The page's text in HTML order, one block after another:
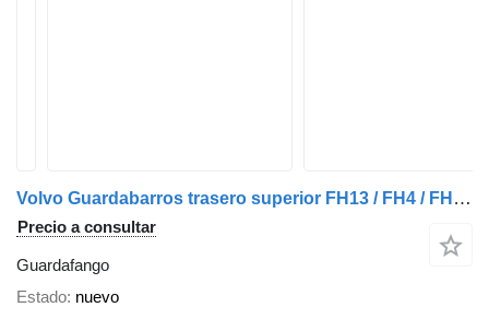
Volvo Guardabarros trasero superior FH13 / FH4 / FH5 / RENAULT T guardafango para Volvo FH13 / FH4 / FH5 / RENAULT T camión
Precio a consultar
Guardafango
Estado nuevo